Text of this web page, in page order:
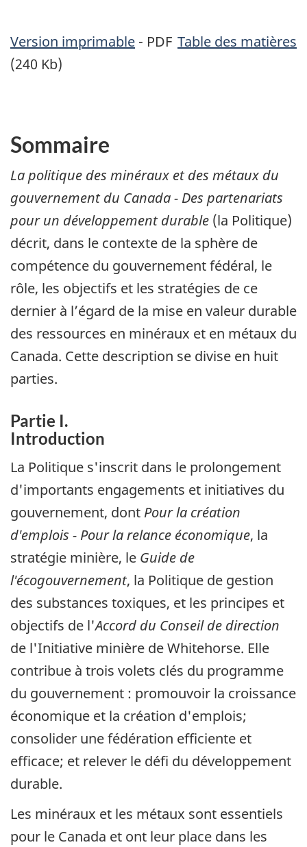
Table des matières
Version imprimable - PDF
(240 Kb)
Sommaire
La politique des minéraux et des métaux du
gouvernement du Canada - Des partenariats
pour un développement durable (la Politique)
décrit, dans le contexte de la sphère de
compétence du gouvernement fédéral, le
rôle, les objectifs et les stratégies de ce
dernier à l’égard de la mise en valeur durable
des ressources en minéraux et en métaux du
Canada. Cette description se divise en huit
parties.
Partie I.
Introduction
La Politique s'inscrit dans le prolongement
d'importants engagements et initiatives du
gouvernement, dont Pour la création
d'emplois - Pour la relance économique, la
stratégie minière, le Guide de
l'écogouvernement, la Politique de gestion
des substances toxiques, et les principes et
objectifs de l'Accord du Conseil de direction
de l'Initiative minière de Whitehorse. Elle
contribue à trois volets clés du programme
du gouvernement : promouvoir la croissance
économique et la création d'emplois;
consolider une fédération efficiente et
efficace; et relever le défi du développement
durable.
Les minéraux et les métaux sont essentiels
pour le Canada et ont leur place dans les